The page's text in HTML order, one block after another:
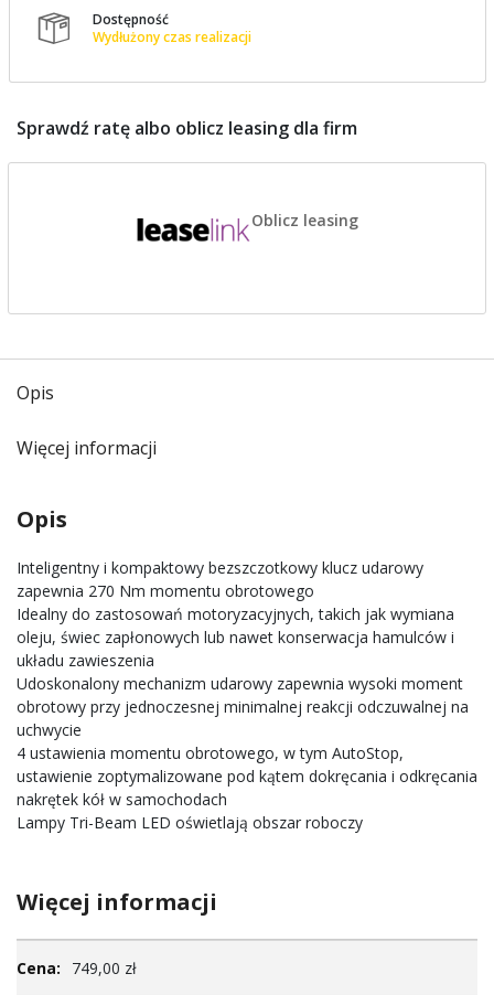

Dostępność
Wydłużony czas realizacji
Sprawdź ratę albo oblicz leasing dla firm
Oblicz leasing
Opis
Więcej informacji
Opis
Inteligentny i kompaktowy bezszczotkowy klucz udarowy
zapewnia 270 Nm momentu obrotowego
Idealny do zastosowań motoryzacyjnych, takich jak wymiana
oleju, świec zapłonowych lub nawet konserwacja hamulców i
układu zawieszenia
Udoskonalony mechanizm udarowy zapewnia wysoki moment
obrotowy przy jednoczesnej minimalnej reakcji odczuwalnej na
uchwycie
4 ustawienia momentu obrotowego, w tym AutoStop,
ustawienie zoptymalizowane pod kątem dokręcania i odkręcania
nakrętek kół w samochodach
Lampy Tri-Beam LED oświetlają obszar roboczy
Więcej informacji
informacji749,00 zł